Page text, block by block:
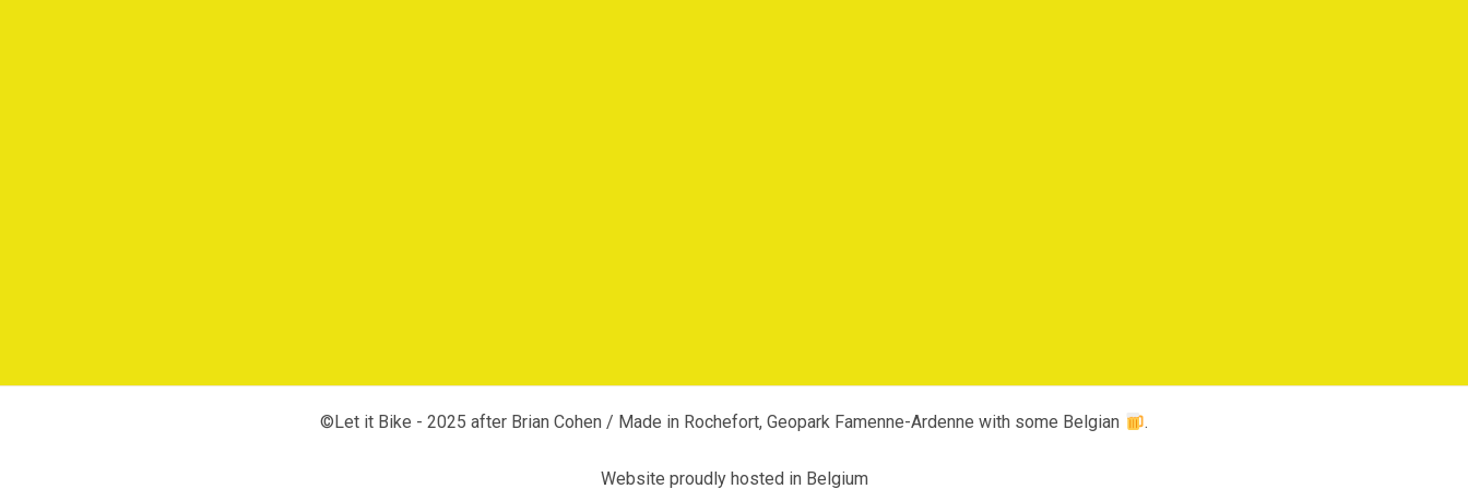
©Let it Bike - 2025 after Brian Cohen / Made in Rochefort, Geopark Famenne-Ardenne with some Belgian .
Website proudly hosted in Belgium